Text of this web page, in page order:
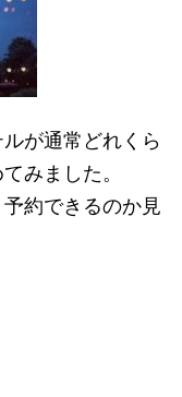
が通常どれくら
みました。
約できるのか見